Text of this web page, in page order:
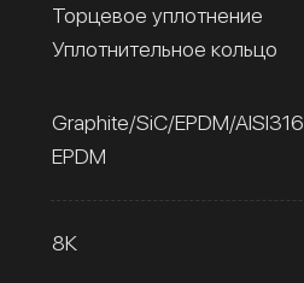
Торцевое уплотнение
Уплотнительное кольцо
Graphite/SiC/EPDM/AISI316
EPDM
8К